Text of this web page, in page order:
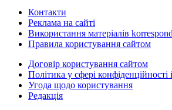
Контакти
Реклама на сайті
Використання матеріалів
Правила користування сайтом
Договір користування сайтом
Політика у сфері
Угода щодо користування
Редакція